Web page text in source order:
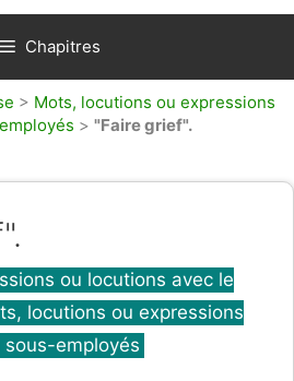
Chapitres
> Mots, locutions ou expressions
> "Faire grief".
ou locutions avec le
locutions ou expressions
employés